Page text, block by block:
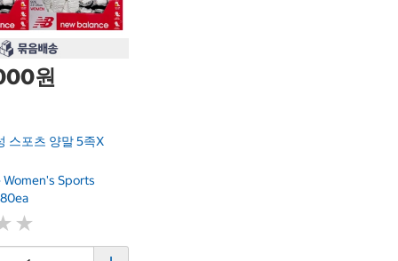
원
스포츠 양말 5족x
Women's Sports
★
★